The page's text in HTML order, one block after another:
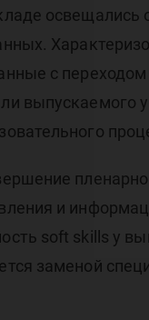
освещались
с
выпускаемого
и
soft skills у
заменой